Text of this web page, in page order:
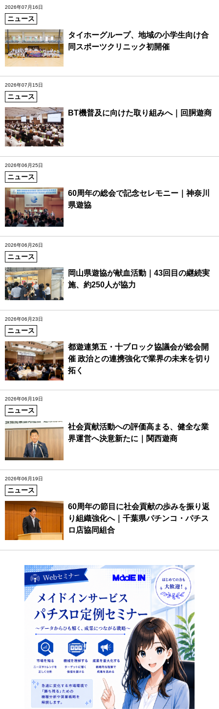
2026年07月16日
ニュース
タイホーグループ、地域の小学生向け合
同スポーツクリニック初開催
2026年07月15日
ニュース
BT機普及に向けた取り組みへ｜回胴遊商
2026年06月25日
ニュース
60周年の総会で記念セレモニー｜神奈川
県遊協
2026年06月26日
ニュース
岡山県遊協が献血活動｜43回目の継続実
施、約250人が協力
2026年06月23日
ニュース
都遊連第五・十ブロック協議会が総会開
催 政治との連携強化で業界の未来を切り
拓く
2026年06月19日
ニュース
社会貢献活動への評価高まる、健全な業
界運営へ決意新たに｜関西遊商
2026年06月19日
ニュース
60周年の節目に社会貢献の歩みを振り返
り組織強化へ｜千葉県パチンコ・パチス
ロ店協同組合